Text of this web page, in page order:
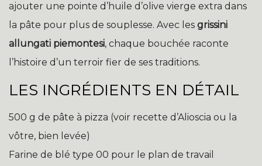
ajouter une pointe d’huile d’olive vierge extra dans
la pâte pour plus de souplesse. Avec les grissini
allungati piemontesi, chaque bouchée raconte
l’histoire d’un terroir fier de ses traditions.
LES INGRÉDIENTS EN DÉTAIL
500 g de pâte à pizza (voir recette d’Alioscia ou la
vôtre, bien levée)
Farine de blé type 00 pour le plan de travail